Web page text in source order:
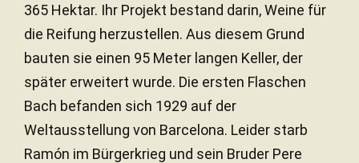
365 Hektar. Ihr Projekt bestand darin, Weine für
die Reifung herzustellen. Aus diesem Grund
bauten sie einen 95 Meter langen Keller, der
später erweitert wurde. Die ersten Flaschen
Bach befanden sich 1929 auf der
Weltausstellung von Barcelona. Leider starb
Ramón im Bürgerkrieg und sein Bruder Pere